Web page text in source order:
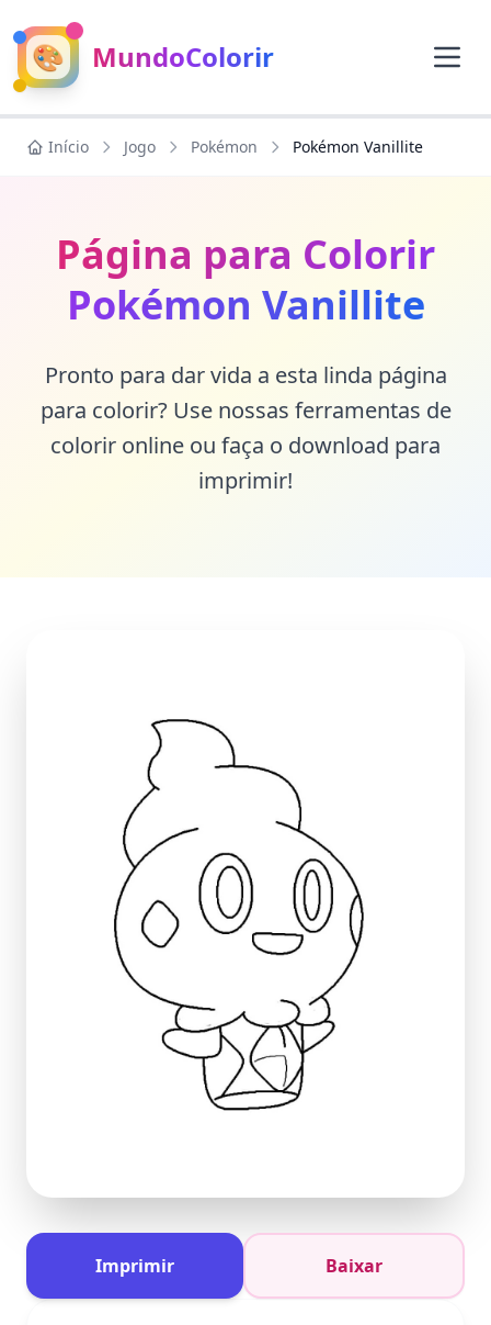
🎨 MundoColorir
Início Jogo Pokémon Pokémon Vanillite
Página para Colorir
Pokémon Vanillite
Pronto para dar vida a esta linda página
para colorir? Use nossas ferramentas de
colorir online ou faça o download para
imprimir!
Imprimir Baixar